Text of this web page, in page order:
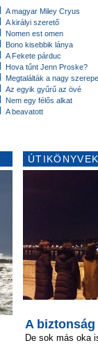
A magyar Miley Cryus
A királyi szerető
Nomen est omen
Bono kisebbik lánya
A Fekete párduc
Hova tűnt Jenn Proske?
Megtalálták a nagy
Az egyik gyűrű az övé
Nem egy félős alkat
A beavatott
A
De sok más oka